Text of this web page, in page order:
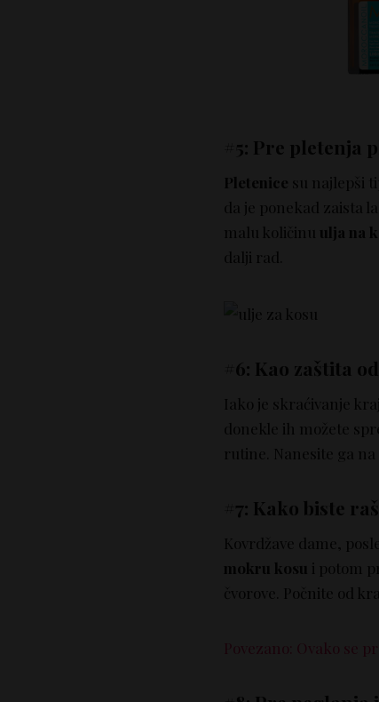
#5: Pre pletenja
Pletenice su najlepši
da je ponekad zaista
malu količinu ulja na
dalji rad.
#6: Kao zaštita
Iako je skraćivanje
donekle ih možete
rutine. Nanesite ga
#7: Kako biste
Kovrdžave dame,
mokru kosu i potom
čvorove. Počnite od
Povezano: Ovako se